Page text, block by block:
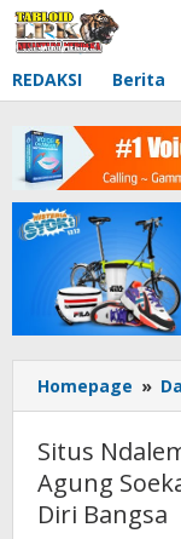
Lewati
ke
REDAKSI Berita
Homepage »
Situs
Agung
Diri Bangsa